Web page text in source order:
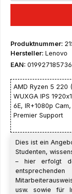
Produktnummer:
Hersteller: Lenovo
EAN:
AMD Ryzen 5 220
WUXGA IPS
6E, IR+1080p
Premier Support
Dies ist ein
Studenten,
– hier erfolgt
usw. sowie für